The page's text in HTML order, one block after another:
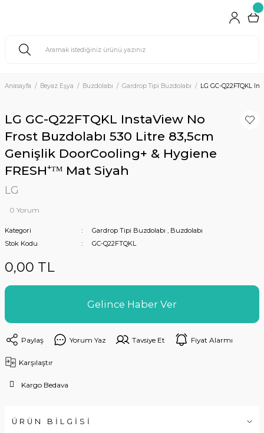
Anasayfa Beyaz Eşya Buzdolabı Gardrop Tipi Buzdolabı LG GC-Q22FTQKL
LG GC-Q22FTQKL InstaView No
Frost Buzdolabı 530 Litre 83,5cm
Genişlik DoorCooling+ & Hygiene
FRESH⁺ᵀᴹ Mat Siyah
LG
0 Yorum
Kategori Gardrop Tipi Buzdolabı , Buzdolabı
Stok Kodu
GC-Q22FTQKL
0,00 TL
Gelince Haber Ver
Paylaş Yorum Yaz Tavsiye Et Fiyat Alarmı
Karşılaştır
Kargo Bedava
ÜRÜN BİLGİSİ